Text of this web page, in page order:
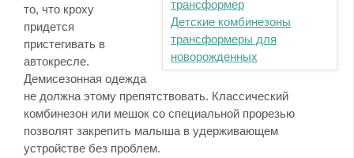
Детские комбинезоны
трансформеры для
новорожденных
то, что кроху
придется
пристегивать в
автокресле.
Демисезонная одежда
не должна этому препятствовать. Классический
комбинезон или мешок со специальной прорезью
позволят закрепить малыша в удерживающем
устройстве без проблем.